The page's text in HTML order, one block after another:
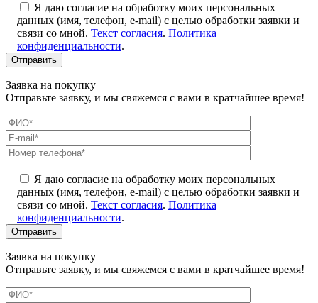
Я даю согласие на обработку моих персональных
данных (имя, телефон, e-mail) с целью обработки заявки и
связи со мной. Текст согласия. Политика
конфиденциальности.
Заявка на покупку
Отправьте заявку, и мы свяжемся с вами в кратчайшее время!
Я даю согласие на обработку моих персональных
данных (имя, телефон, e-mail) с целью обработки заявки и
связи со мной. Текст согласия. Политика
конфиденциальности.
Заявка на покупку
Отправьте заявку, и мы свяжемся с вами в кратчайшее время!